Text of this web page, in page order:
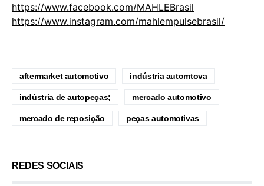
https://www.facebook.com/MAHLEBrasil
https://www.instagram.com/mahlempulsebrasil/
aftermarket automotivo indústria automtova
indústria de autopeças; mercado automotivo
mercado de reposição peças automotivas
REDES SOCIAIS